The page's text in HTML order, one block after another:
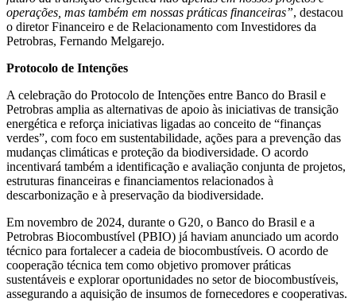
operações, mas também em nossas práticas financeiras”, destacou
o diretor Financeiro e de Relacionamento com Investidores da
Petrobras, Fernando Melgarejo.
Protocolo de Intenções
A celebração do Protocolo de Intenções entre Banco do Brasil e
Petrobras amplia as alternativas de apoio às iniciativas de transição
energética e reforça iniciativas ligadas ao conceito de “finanças
verdes”, com foco em sustentabilidade, ações para a prevenção das
mudanças climáticas e proteção da biodiversidade. O acordo
incentivará também a identificação e avaliação conjunta de projetos,
estruturas financeiras e financiamentos relacionados à
descarbonização e à preservação da biodiversidade.
Em novembro de 2024, durante o G20, o Banco do Brasil e a
Petrobras Biocombustível (PBIO) já haviam anunciado um acordo
técnico para fortalecer a cadeia de biocombustíveis. O acordo de
cooperação técnica tem como objetivo promover práticas
sustentáveis e explorar oportunidades no setor de biocombustíveis,
assegurando a aquisição de insumos de fornecedores e cooperativas.